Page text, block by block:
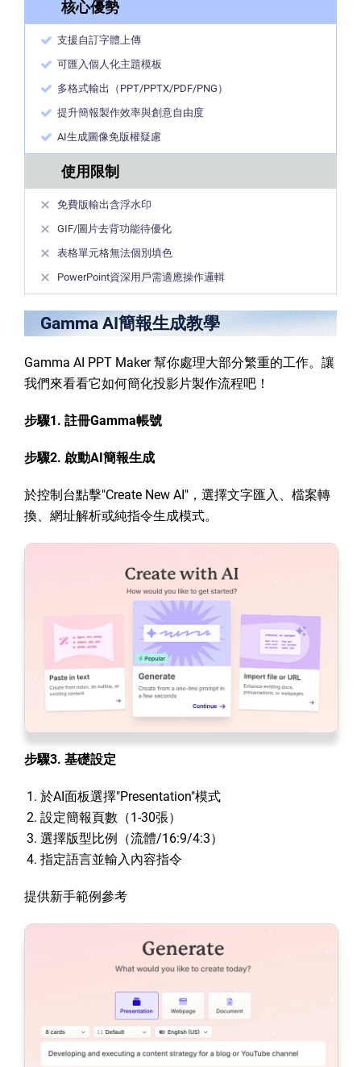
核心優勢
支援自訂字體上傳
可匯入個人化主題模板
多格式輸出（PPT/PPTX/PDF/PNG）
提升簡報製作效率與創意自由度
AI生成圖像免版權疑慮
使用限制
免費版輸出含浮水印
GIF/圖片去背功能待優化
表格單元格無法個別填色
PowerPoint資深用戶需適應操作邏輯
Gamma AI簡報生成教學
Gamma AI PPT Maker 幫你處理大部分繁重的工作。讓
我們來看看它如何簡化投影片製作流程吧！
步驟1. 註冊Gamma帳號
步驟2. 啟動AI簡報生成
於控制台點擊"Create New AI"，選擇文字匯入、檔案轉
換、網址解析或純指令生成模式。
步驟3. 基礎設定
於AI面板選擇"Presentation"模式
設定簡報頁數（1-30張）
選擇版型比例（流體/16:9/4:3）
指定語言並輸入內容指令
提供新手範例參考